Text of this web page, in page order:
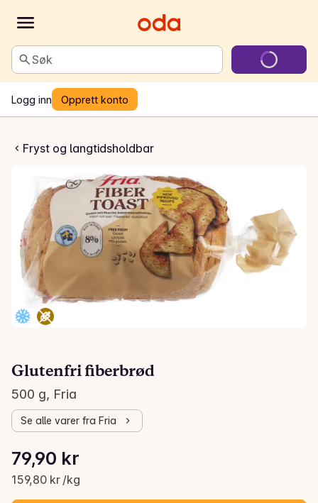
Søk
Logg inn Opprett konto
Fryst og langtidsholdbar
fiberbrød
Glutenfri fiberbrød
500 g, Fria
Se alle varer fra Fria
Gjeldende pris er: 79,90 kr
79,90 kr
159,80 kr /kg
Stykkpris: 159,80 kr /kg